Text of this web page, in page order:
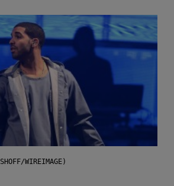
WIREIMAGE)